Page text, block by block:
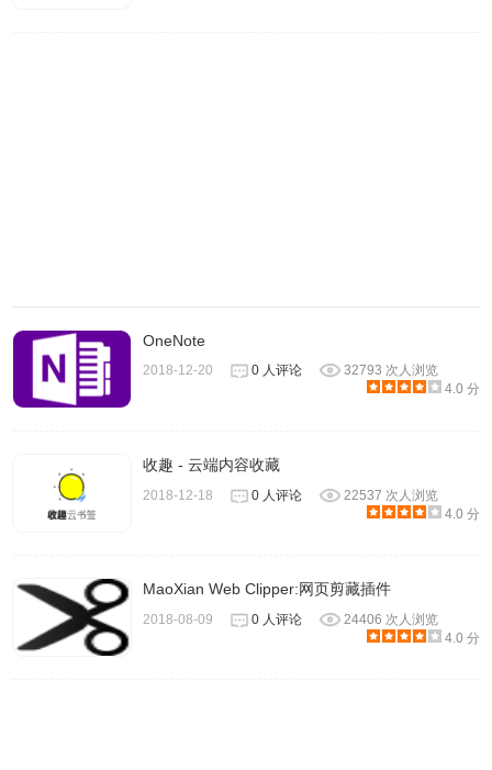
截取功能，能将整个页面保存起来并添加到笔记里。
OneNote
2018-12-20 0 人评论
32793 次人浏览
4.0 分
收趣 - 云端内容收藏
2018-12-18 0 人评论
22537 次人浏览
4.0 分
MaoXian Web Clipper:网页剪藏插件
2018-08-09 0 人评论
24406 次人浏览
4.0 分